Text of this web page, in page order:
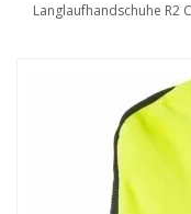
Langlaufhandschuhe R2